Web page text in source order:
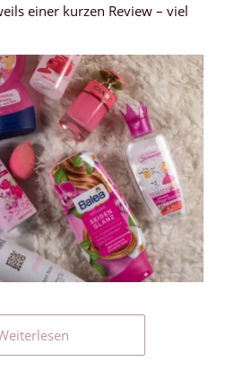
einer kurzen Review – viel